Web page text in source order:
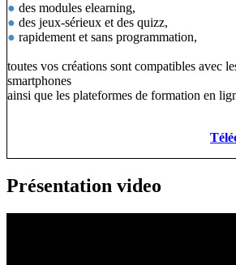
● des modules elearning,
● des jeux-sérieux et des quizz,
● rapidement et sans programmation,
toutes vos créations sont compatibles avec
smartphones
ainsi que les plateformes de formation en
Présentation video